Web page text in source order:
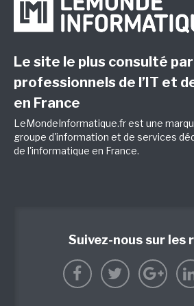
Le site le plus consulté
professionnels de l’IT et
en France
LeMondeInformatique.fr est une
groupe d'information et de services
de l'informatique en France.
Suivez-nous sur les